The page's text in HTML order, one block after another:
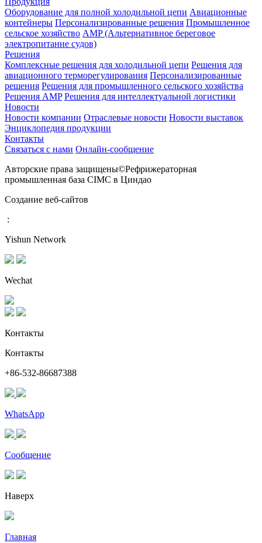
Оборудование для полной холодильной цепи Авиационные
контейнеры Персонализированные решения Промышленное
сельское хозяйство AMP (Альтернативное береговое
электропитание судов)
Решения
Комплексные решения для холодильной цепи Решения для
авиационного терморегулирования Персонализированные
решения Решения для промышленного сельского хозяйства
Решения AMP Решения для интеллектуальной логистики
Новости
Новости компании Отраслевые новости Новости выставок
Энциклопедия продукции
Контакты
Связаться с нами Онлайн-сообщение
Авторские права защищены©Рефрижераторная
промышленная база CIMC в Циндао
Создание веб-сайтов
:
Yishun Network
Wechat
Контакты
Контакты
+86-532-86687388
WhatsApp
Сообщение
Наверх
Главная